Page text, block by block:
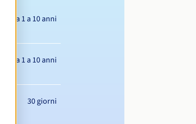
Da 1 a 10 anni
Da 1 a 10 anni
30 giorni